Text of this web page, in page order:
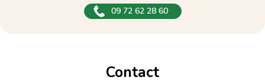
09 72 62 28 60
Contact